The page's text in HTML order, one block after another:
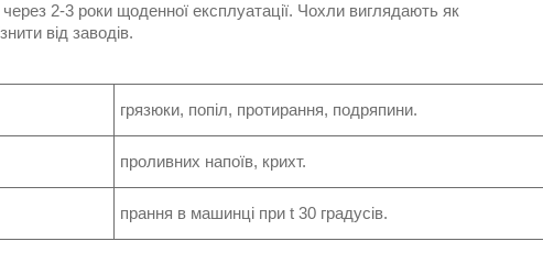
2-3 роки щоденної експлуатації. Чохли виглядають як
від заводів.
грязюки, попіл, протирання, подряпини.
проливних напоїв, крихт.
прання в машинці при t 30 градусів.